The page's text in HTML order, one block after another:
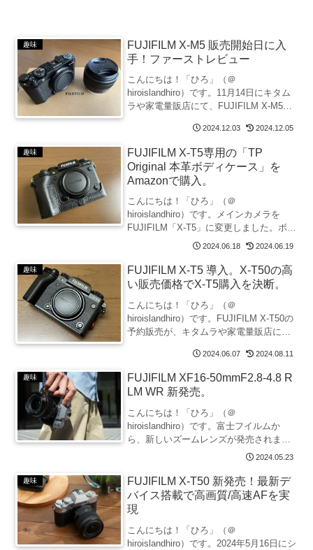
趣味
FUJIFILM X-M5 販売開始日に入
手！ファーストレビュー
こんにちは！「ひろ」（＠
hiroislandhiro）です。11月14日にキタム
ラや家電量販店にて、FUJIFILM X-M5の
月28日の予定です。フジヤカメラでは、
予約開始日の夜には、すでにブラッ
ク、...
2024.12.03 2024.12.05
趣味
FUJIFILM X-T5専用の「TP
Original 本革ボディケース」を
Amazonで購入。
こんにちは！「ひろ」（＠
hiroislandhiro）です。メインカメラを
FUJIFILM「X-T5」に変更しました。ボデ
ィも丁寧に扱いたい私は、ボディケース
入と同時に、X-T5用のボディケースも注
文しま...
2024.06.18 2024.06.19
趣味
FUJIFILM X-T5 導入。X-T50の高
い販売価格でX-T5購入を決断。
こんにちは！「ひろ」（＠
hiroislandhiro）です。FUJIFILM X-T50の
予約販売が、キタムラや家電量販店に
28日の予定です。キタムラでは、予約上
限数があり上限数に達した場合には、予
約を...
2024.06.07 2024.08.11
趣味
FUJIFILM XF16-50mmF2.8-4.8 R
LM WR 新発売。
こんにちは！「ひろ」（＠
hiroislandhiro）です。富士フイルムか
ら、新しいズームレンズが発売されま
す。そのレンズは、「XF16-50mmF2.8-
24mmから中望遠75mmの焦点距離を...
2024.05.23
趣味
FUJIFILM X-T50 新発売！最新デ
バイス搭載で高画質/高速AFを実
現
こんにちは！「ひろ」（＠
hiroislandhiro）です。2024年5月16日にシ